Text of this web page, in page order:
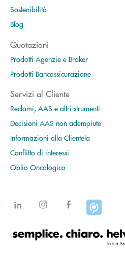
Sostenibilità
Blog
Quotazioni
Prodotti Agenzie e Broker
Prodotti Bancassicurazione
Servizi al Cliente
Reclami, AAS e altri strumenti
Decisioni AAS non adempiute
Informazioni alla Clientela
Conflitto di interessi
Oblio Oncologico